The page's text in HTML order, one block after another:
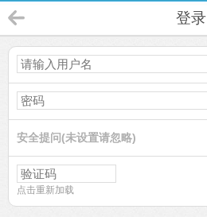
登录
安全提问(未设置请忽略)
点击重新加载